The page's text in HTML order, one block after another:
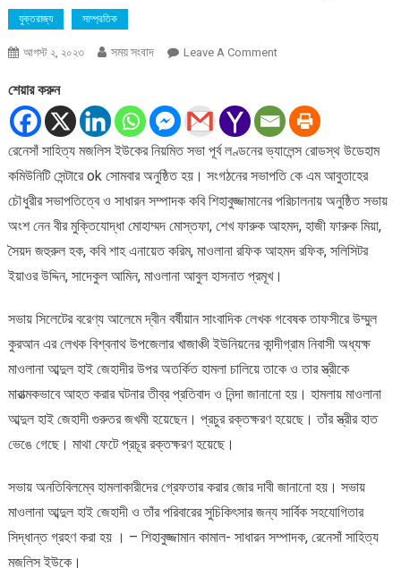
যুক্তরাজ্য সাম্প্রতিক
আগস্ট ২, ২০২৩ সময় সংবাদ Leave A CommentOn
হাই
জেহাদীর
উপর
হামলার
প্রতিবাদ
শেয়ার করুন
রেনেসাঁ সাহিত্য মজলিস ইউকের নিয়মিত সভা পূর্ব লণ্ডনের ভ্যালেন্স রোডস্থ উডেহাম
কমিউনিটি সেন্টারে ok সোমবার অনুষ্ঠিত হয়। সংগঠনের সভাপতি কে এম আবুতাহের
চৌধুরীর সভাপতিত্বে ও সাধারন সম্পাদক কবি শিহাবুজ্জামানের পরিচালনায় অনুষ্ঠিত সভায়
অংশ নেন বীর মুক্তিযোদ্ধা মোহাম্মদ মোস্তফা, শেখ ফারুক আহমদ, হাজী ফারুক মিয়া,
সৈয়দ জহুরুল হক, কবি শাহ এনায়েত করিম, মাওলানা রফিক আহমদ রফিক, সলিসিটর
ইয়াওর উদ্দিন, সাদেকুল আমিন, মাওলানা আবুল হাসনাত প্রমূখ।
সভায় সিলেটের বরেণ্য আলেমে দ্বীন বর্ষীয়ান সাংবাদিক লেখক গবেষক তাফসীরে উম্মুল
কুরআন এর লেখক বিশ্বনাথ উপজেলার খাজাঞ্চী ইউনিয়নের কান্দীগ্রাম নিবাসী অধ্যক্ষ
মাওলানা আব্দুল হাই জেহাদীর উপর অতর্কিত হামলা চালিয়ে তাকে ও তার স্ত্রীকে
মারাত্মকভাবে আহত করার ঘটনার তীব্র প্রতিবাদ ও নিন্দা জানানো হয়। হামলায় মাওলানা
আব্দুল হাই জেহাদী গুরুতর জখমী হয়েছেন। প্রচুর রক্তক্ষরণ হয়েছে। তাঁর স্ত্রীর হাত
ভেঙে গেছে। মাথা ফেটে প্রচূর রক্তক্ষরণ হয়েছে।
সভায় অনতিবিলম্বে হামলাকারীদের গ্রেফতার করার জোর দাবী জানানো হয়। সভায়
মাওলানা আব্দুল হাই জেহাদী ও তাঁর পরিবারের সুচিকিৎসার জন্য সার্বিক সহযোগিতার
সিদ্ধান্ত গ্রহণ করা হয় । – শিহাবুজ্জামান কামাল- সাধারন সম্পাদক, রেনেসাঁ সাহিত্য
মজলিস ইউকে।